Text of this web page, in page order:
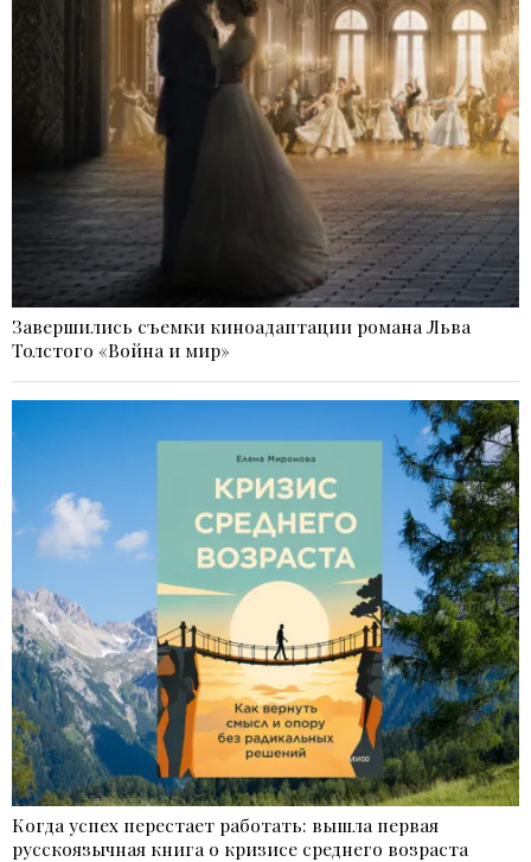
Завершились съемки киноадаптации романа Льва
Толстого «Война и мир»
Когда успех перестает работать: вышла первая
русскоязычная книга о кризисе среднего возраста